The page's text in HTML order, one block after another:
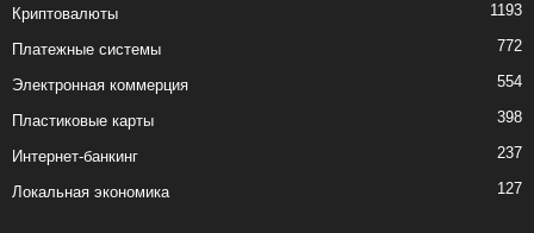
Криптовалюты 1193
Платежные системы 772
Электронная коммерция 554
Пластиковые карты 398
Интернет-банкинг 237
Локальная экономика 127